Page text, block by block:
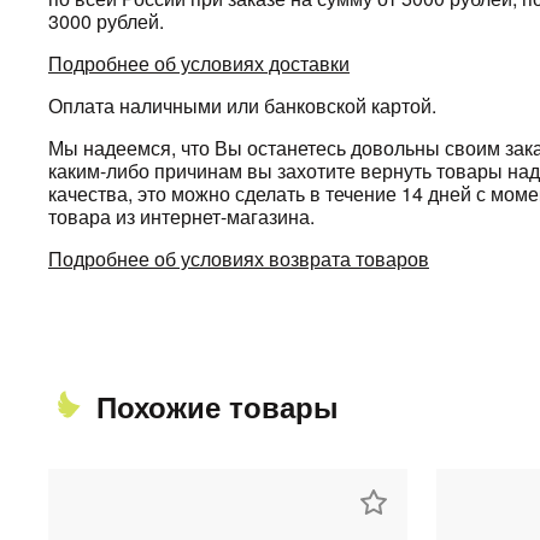
3000 рублей.
Подробнее об условиях доставки
Оплата наличными или банковской картой.
Мы надеемся, что Вы останетесь довольны своим
каким-либо причинам вы захотите вернуть товары
качества, это можно сделать в течение 14 дней с
товара из интернет-магазина.
Подробнее об условиях возврата товаров
Похожие товары